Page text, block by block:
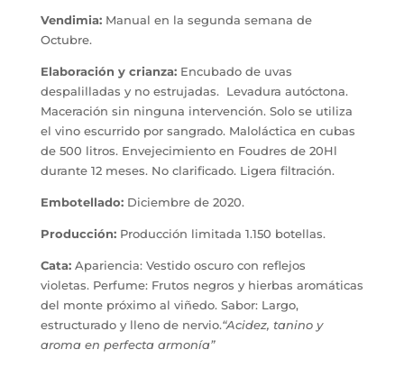
Vendimia: Manual en la segunda semana de
Octubre.
Elaboración y crianza: Encubado de uvas
despalilladas y no estrujadas. Levadura autóctona.
Maceración sin ninguna intervención. Solo se utiliza
el vino escurrido por sangrado. Maloláctica en cubas
de 500 litros. Envejecimiento en Foudres de 20Hl
durante 12 meses. No clarificado. Ligera filtración.
Embotellado: Diciembre de 2020.
Producción: Producción limitada 1.150 botellas.
Cata: Apariencia: Vestido oscuro con reflejos
violetas. Perfume: Frutos negros y hierbas aromáticas
del monte próximo al viñedo. Sabor: Largo,
estructurado y lleno de nervio.“Acidez, tanino y
aroma en perfecta armonía”